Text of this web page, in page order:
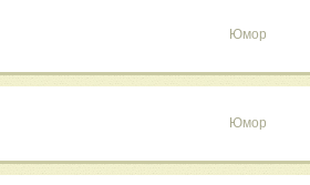
Юмор
Юмор